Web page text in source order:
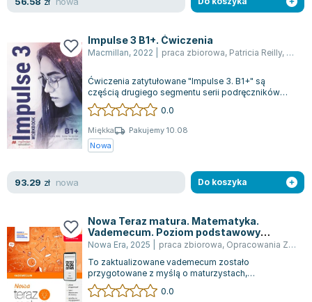
Impulse 3 B1+. Ćwiczenia
Macmillan, 2022 praca zbiorowa, Patricia Reilly,
Ćwiczenia zatytułowane "Impulse 3. B1+" są
częścią drugiego segmentu serii podręczników
Impulse, która została zaprojektowana z my...
0.0
Miękka
Pakujemy 10.08
Nowa
93.29 zł nowa Do koszyka
Nowa Teraz matura. Matematyka.
Vademecum. Poziom podstawowy
2025/26
Nowa Era, 2025 praca zbiorowa, Opracowania Zbiorowe
To zaktualizowane vademecum zostało
przygotowane z myślą o maturzystach,
zapewniając im całą potrzebną teorię, przykłady
rozwiązań...
0.0